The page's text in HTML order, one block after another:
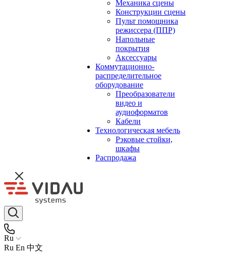
Механика сцены
Конструкции сцены
Пульт помощника
режиссера (ППР)
Напольные
покрытия
Аксессуары
Коммутационно-
распределительное
оборудование
Преобразователи
видео и
аудиоформатов
Кабели
Технологическая мебель
Рэковые стойки,
шкафы
Распродажа
Ru
Ru En 中文